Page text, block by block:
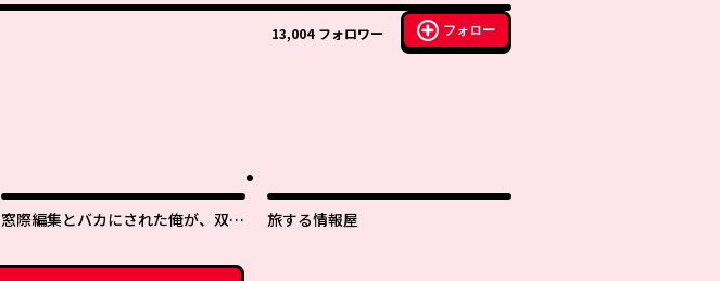
13,004 フォロワー フォロー
窓際編集とバカにされた俺が、双子
旅する情報屋